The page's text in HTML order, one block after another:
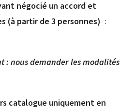
négocié un accord et
(à partir de 3 personnes) :
: nous demander les modalités
catalogue uniquement en